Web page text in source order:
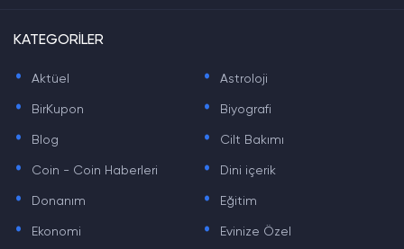
KATEGORİLER
. Aktüel . Astroloji
. BirKupon . Biyografi
. Blog . Cilt Bakımı
. Coin - Coin Haberleri . Dini içerik
. Donanım . Eğitim
. Ekonomi . Evinize Özel